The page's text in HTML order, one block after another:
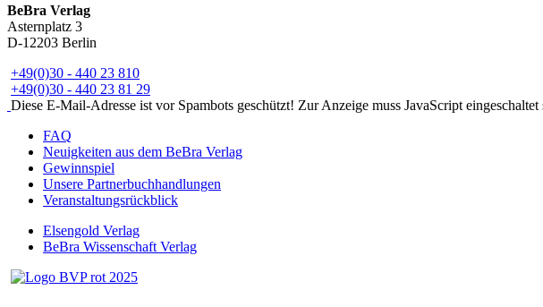
BeBra Verlag
Asternplatz 3
D-12203 Berlin
+49(0)30 - 440 23 810
+49(0)30 - 440 23 81 29
Diese E-Mail-Adresse ist vor Spambots geschützt! Zur Anzeige muss JavaScript eingeschaltet
FAQ
Neuigkeiten aus dem BeBra Verlag
Gewinnspiel
Unsere Partnerbuchhandlungen
Veranstaltungsrückblick
Elsengold Verlag
BeBra Wissenschaft Verlag